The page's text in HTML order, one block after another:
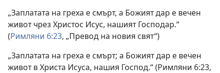
„Заплатата на греха е смърт, а Божият дар е вечен
живот чрез Христос Исус, нашият Господар.“
(Римляни 6:23, „Превод на новия свят“)
„Заплатата на греха е смърт; а Божият дар е вечен
живот в Христа Исуса, нашия Господ.“ (Римляни 6:23,